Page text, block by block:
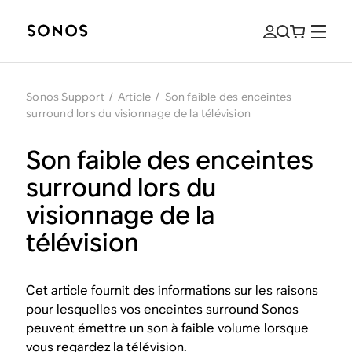
Sonos Support / Article / Son faible des enceintes
surround lors du visionnage de la télévision
Son faible des enceintes
surround lors du
visionnage de la
télévision
Cet article fournit des informations sur les raisons
pour lesquelles vos enceintes surround Sonos
peuvent émettre un son à faible volume lorsque
vous regardez la télévision.